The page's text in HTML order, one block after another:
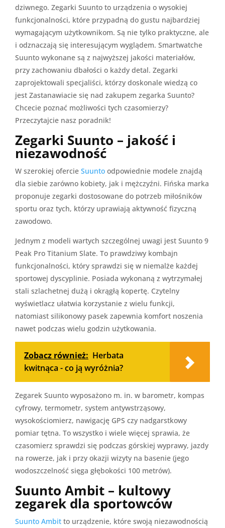
dziwnego. Zegarki Suunto to urządzenia o wysokiej
funkcjonalności, które przypadną do gustu najbardziej
wymagającym użytkownikom. Są nie tylko praktyczne, ale
i odznaczają się interesującym wyglądem. Smartwatche
Suunto wykonane są z najwyższej jakości materiałów,
przy zachowaniu dbałości o każdy detal. Zegarki
zaprojektowali specjaliści, którzy doskonale wiedzą co
jest Zastanawiacie się nad zakupem zegarka Suunto?
Chcecie poznać możliwości tych czasomierzy?
Przeczytajcie nasz poradnik!
Zegarki Suunto – jakość i
niezawodność
W szerokiej ofercie Suunto odpowiednie modele znajdą
dla siebie zarówno kobiety, jak i mężczyźni. Fińska marka
proponuje zegarki dostosowane do potrzeb miłośników
sportu oraz tych, którzy uprawiają aktywność fizyczną
zawodowo.
Jednym z modeli wartych szczególnej uwagi jest Suunto 9
Peak Pro Titanium Slate. To prawdziwy kombajn
funkcjonalności, który sprawdzi się w niemalże każdej
sportowej dyscyplinie. Posiada wykonaną z wytrzymałej
stali szlachetnej dużą i okrągłą kopertę. Czytelny
wyświetlacz ułatwia korzystanie z wielu funkcji,
natomiast silikonowy pasek zapewnia komfort noszenia
nawet podczas wielu godzin użytkowania.
Zobacz również: Herbata
kwitnąca - co ją wyróżnia?
Zegarek Suunto wyposażono m. in. w barometr, kompas
cyfrowy, termometr, system antywstrząsowy,
wysokościomierz, nawigację GPS czy nadgarstkowy
pomiar tętna. To wszystko i wiele więcej sprawia, że
czasomierz sprawdzi się podczas górskiej wyprawy, jazdy
na rowerze, jak i przy okazji wizyty na basenie (jego
wodoszczelność sięga głębokości 100 metrów).
Suunto Ambit – kultowy
zegarek dla sportowców
Suunto Ambit to urządzenie, które swoją niezawodnością